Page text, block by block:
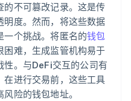
不可篡改记录。这是传
度。然而，将这些数据
一个挑战。将匿名的钱包
难，生成监管机构易于
性。与DeFi交互的公司有
在进行交易前，这些工具
险的钱包地址。